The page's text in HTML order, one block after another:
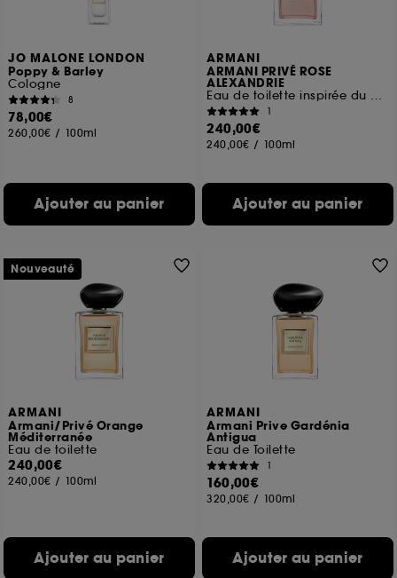
JO MALONE LONDON
Poppy & Barley
Cologne
8
78,00€
260,00€ / 100ml
Ajouter au panier
ARMANI
ARMANI PRIVÉ ROSE
ALEXANDRIE
Eau de toilette inspirée du parfum des roses
1
240,00€
240,00€ / 100ml
Ajouter au panier
ARMANI
Armani/Privé Orange
Méditerranée
Eau de toilette
240,00€
240,00€ / 100ml
Ajouter au panier
Nouveauté
ARMANI
Armani Prive Gardénia
Antigua
Eau de Toilette
1
160,00€
320,00€ / 100ml
Ajouter au panier